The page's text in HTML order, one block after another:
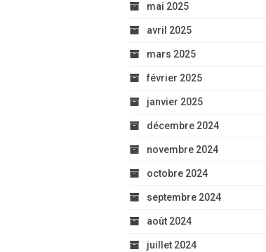
mai 2025
avril 2025
mars 2025
février 2025
janvier 2025
décembre 2024
novembre 2024
octobre 2024
septembre 2024
août 2024
juillet 2024